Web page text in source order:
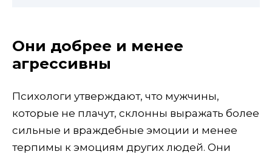
Они добрее и менее
агрессивны
Психологи утверждают, что мужчины,
которые не плачут, склонны выражать более
сильные и враждебные эмоции и менее
терпимы к эмоциям других людей. Они